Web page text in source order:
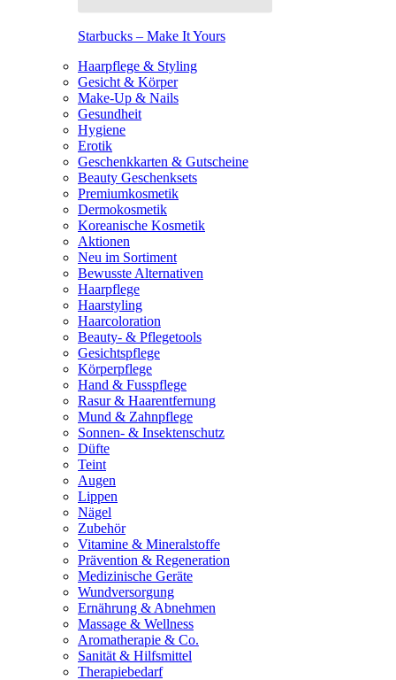
Starbucks – Make It Yours
Haarpflege & Styling
Gesicht & Körper
Make-Up & Nails
Gesundheit
Hygiene
Erotik
Geschenkkarten & Gutscheine
Beauty Geschenksets
Premiumkosmetik
Dermokosmetik
Koreanische Kosmetik
Aktionen
Neu im Sortiment
Bewusste Alternativen
Haarpflege
Haarstyling
Haarcoloration
Beauty- & Pflegetools
Gesichtspflege
Körperpflege
Hand & Fusspflege
Rasur & Haarentfernung
Mund & Zahnpflege
Sonnen- & Insektenschutz
Düfte
Teint
Augen
Lippen
Nägel
Zubehör
Vitamine & Mineralstoffe
Prävention & Regeneration
Medizinische Geräte
Wundversorgung
Ernährung & Abnehmen
Massage & Wellness
Aromatherapie & Co.
Sanität & Hilfsmittel
Therapiebedarf